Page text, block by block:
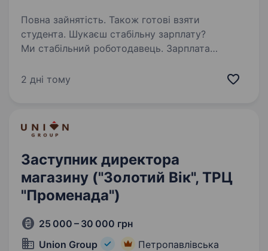
Повна зайнятість. Також готові взяти
студента. Шукаєш стабільну зарплату?
Ми стабільний роботодавець. Зарплата
завжди була вільна каса! Можливе швидке
2 дні тому
Заступник директора
магазину ("Золотий Вік", ТРЦ
"Променада")
25 000 – 30 000 грн
Union Group
Петропавлівська